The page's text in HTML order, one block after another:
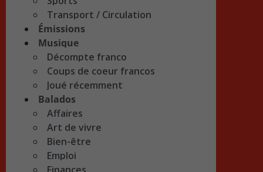
Transport / Circulation
Émissions
Musique
Décompte franco
Coups de coeur francos
Joué récemment
Balados
Affaires
Art de vivre
Bien-être
Emploi